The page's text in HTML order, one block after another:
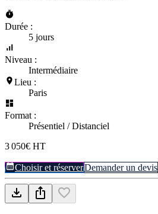
Durée :
5 jours
Niveau :
Intermédiaire
Lieu :
Paris
Format :
Présentiel / Distanciel
3 050€ HT
Choisir et réserverDemander un devis